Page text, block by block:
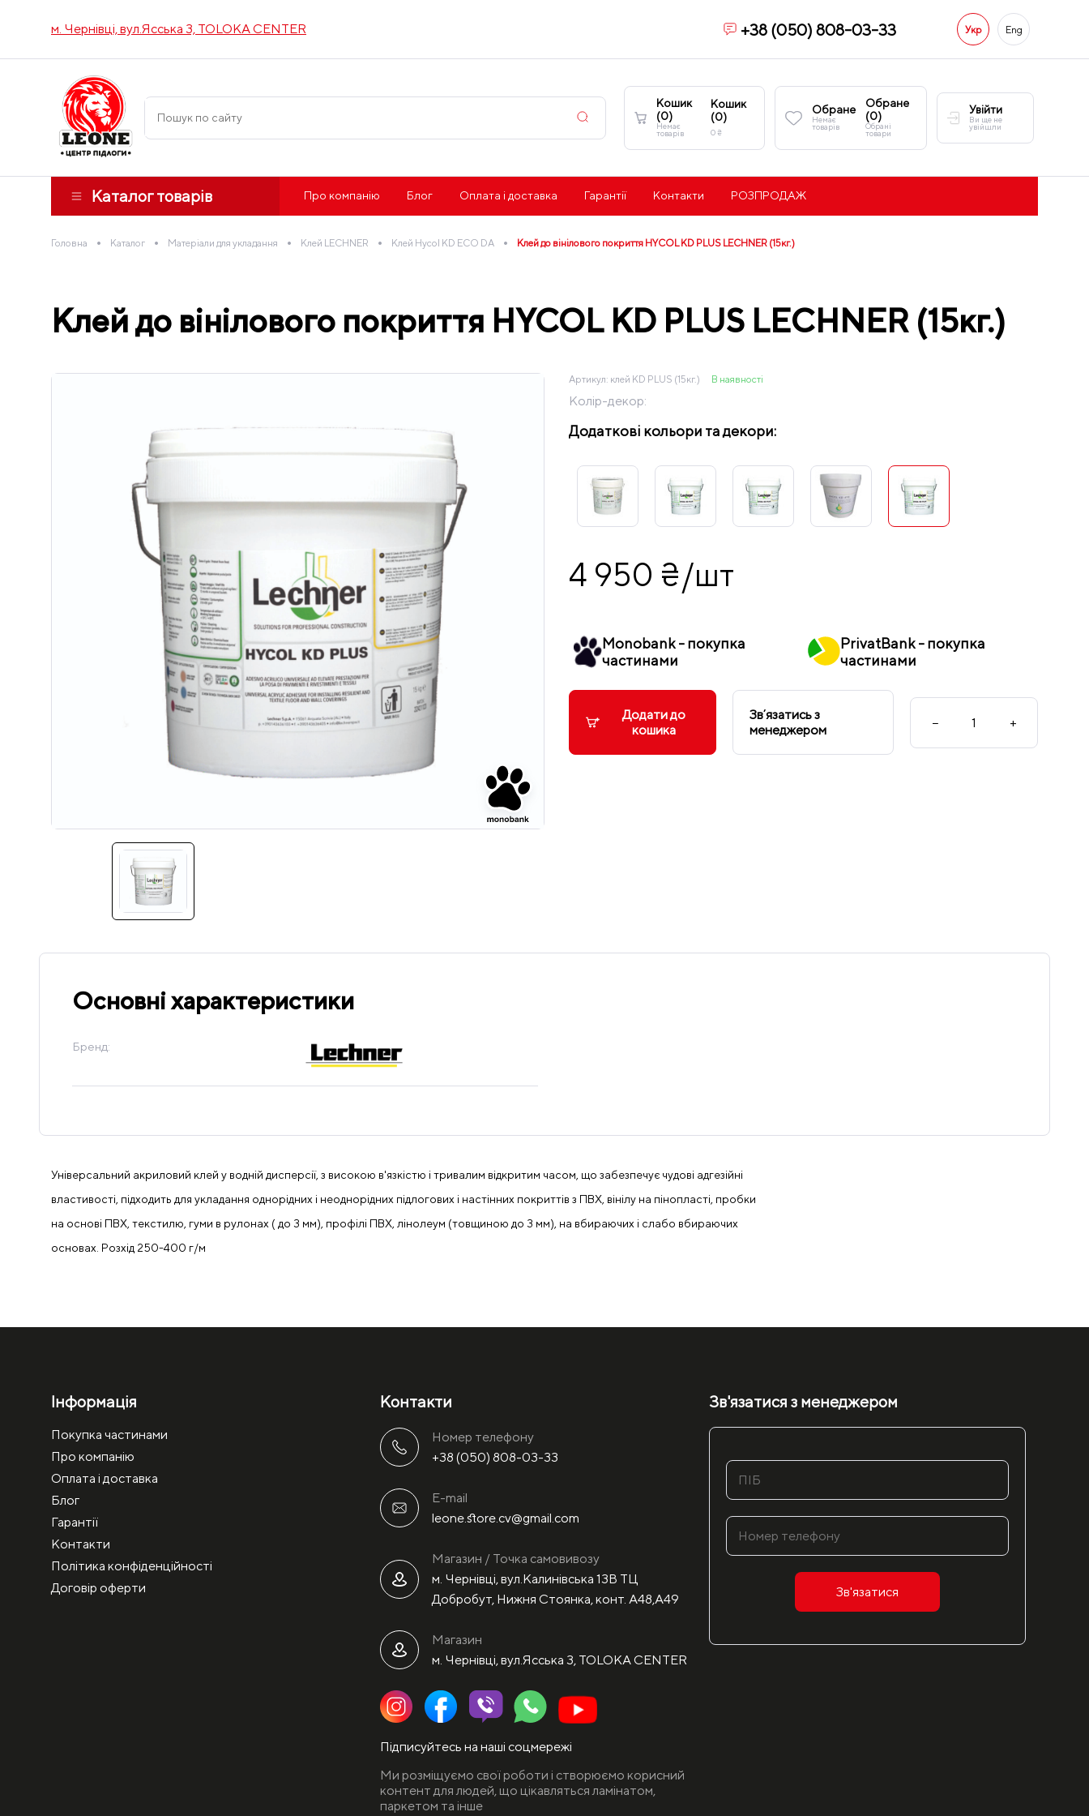
м. Чернівці, вул.Ясська 3, TOLOKA CENTER +38 (050) 808-03-33 Укр Eng
Кошик
(0)
Немає
товарів
Кошик
(0)
0₴
Обране
Немає
товарів
Обране
(0)
Обрані
товари
Увійти
Ви ще не
увійшли
Каталог товарів Про компанію Блог Оплата і доставка Гарантії Контакти РОЗПРОДАЖ
Головна • Каталог • Матеріали для укладання • Клей LECHNER • Клей Hycol KD ECO DA • Клей до вінілового покриття HYCOL KD PLUS LECHNER (15кг.)
Клей до вінілового покриття HYCOL KD PLUS LECHNER (15кг.)
Артикул: клей KD PLUS (15кг.) В наявності
Колір-декор:
Додаткові кольори та декори:
4 950 ₴/шт
Monobank - покупка
частинами
PrivatBank - покупка
частинами
Додати до
кошика
Звʼязатись з
менеджером
− +
Основні характеристики
Бренд:
Універсальний акриловий клей у водній дисперсії, з високою в'язкістю і тривалим відкритим часом, що забезпечує чудові адгезійні
властивості, підходить для укладання однорідних і неоднорідних підлогових і настінних покриттів з ПВХ, вінілу на пінопласті, пробки
на основі ПВХ, текстилю, гуми в рулонах ( до 3 мм), профілі ПВХ, лінолеум (товщиною до 3 мм), на вбираючих і слабо вбираючих
основах. Розхід 250-400 г/м
Інформація
Покупка частинами
Про компанію
Оплата і доставка
Блог
Гарантії
Контакти
Політика конфіденційності
Договір оферти
Контакти
Номер телефону
+38 (050) 808-03-33
E-mail
leone.store.cv@gmail.com
Магазин / Точка самовивозу
м. Чернівці, вул.Калинівська 13В ТЦ
Добробут, Нижня Стоянка, конт. А48,А49
Магазин
м. Чернівці, вул.Ясська 3, TOLOKA CENTER
Підписуйтесь на наші соцмережі
Ми розміщуємо свої роботи і створюємо корисний
контент для людей, що цікавляться ламінатом,
паркетом та інше
Зв'язатися з менеджером
Зв'язатися